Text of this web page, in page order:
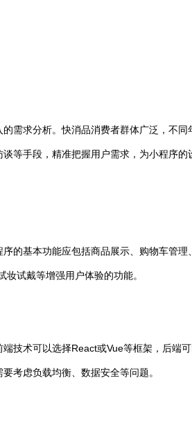
需求分析。快消品消费者群体广泛，不同
等手段，精准把握用户需求，为小程序的
的基本功能应包括商品展示、购物车管理
试戴等增强用户体验的功能。
技术可以选择React或Vue等框架，后端
考虑负载均衡、数据安全等问题。